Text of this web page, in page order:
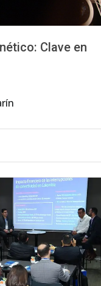
Clave en